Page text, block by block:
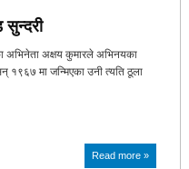
अभिनेता अक्षय कुमारले अभिनयका
मा जन्मिएका उनी त्यति ठूला
Read more »